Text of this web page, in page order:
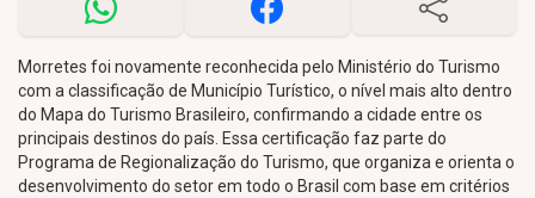
Morretes foi novamente reconhecida pelo Ministério do Turismo
com a classificação de Município Turístico, o nível mais alto dentro
do Mapa do Turismo Brasileiro, confirmando a cidade entre os
principais destinos do país. Essa certificação faz parte do
Programa de Regionalização do Turismo, que organiza e orienta o
desenvolvimento do setor em todo o Brasil com base em critérios